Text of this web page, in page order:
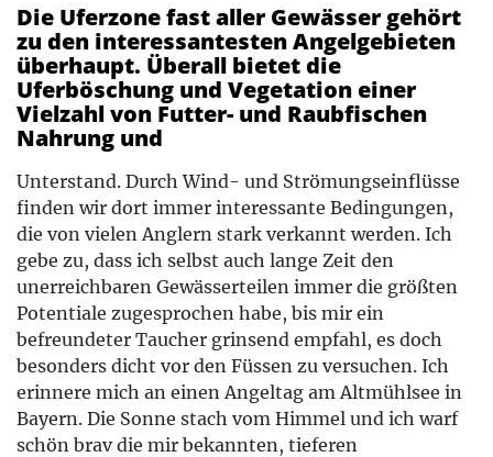
Die Uferzone fast aller Gewässer gehört
zu den interessantesten Angelgebieten
überhaupt. Überall bietet die
Uferböschung und Vegetation einer
Vielzahl von Futter- und Raubfischen
Nahrung und
Unterstand. Durch Wind- und Strömungseinflüsse
finden wir dort immer interessante Bedingungen,
die von vielen Anglern stark verkannt werden. Ich
gebe zu, dass ich selbst auch lange Zeit den
unerreichbaren Gewässerteilen immer die größten
Potentiale zugesprochen habe, bis mir ein
befreundeter Taucher grinsend empfahl, es doch
besonders dicht vor den Füssen zu versuchen. Ich
erinnere mich an einen Angeltag am Altmühlsee in
Bayern. Die Sonne stach vom Himmel und ich warf
schön brav die mir bekannten, tieferen